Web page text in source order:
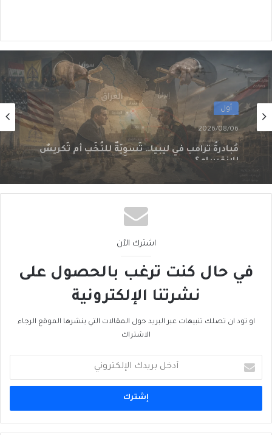
أول
2026/08/06
الحوثيون في العراق: من مكتبٍ سياسي إلى
شبكةِ عمليّات
اشترك الآن
في حال كنت ترغب بالحصول على
نشرتنا الإلكترونية
او تود ان تصلك تنبيهات عبر البريد حول المقالات التي ينشرها الموقع الرجاء
الاشتراك
بريدك
الإلكتروني